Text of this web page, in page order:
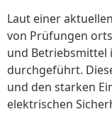
Laut einer
von Prüfungen
und Betriebsmittel
durchgeführt.
und den starken
elektrischen